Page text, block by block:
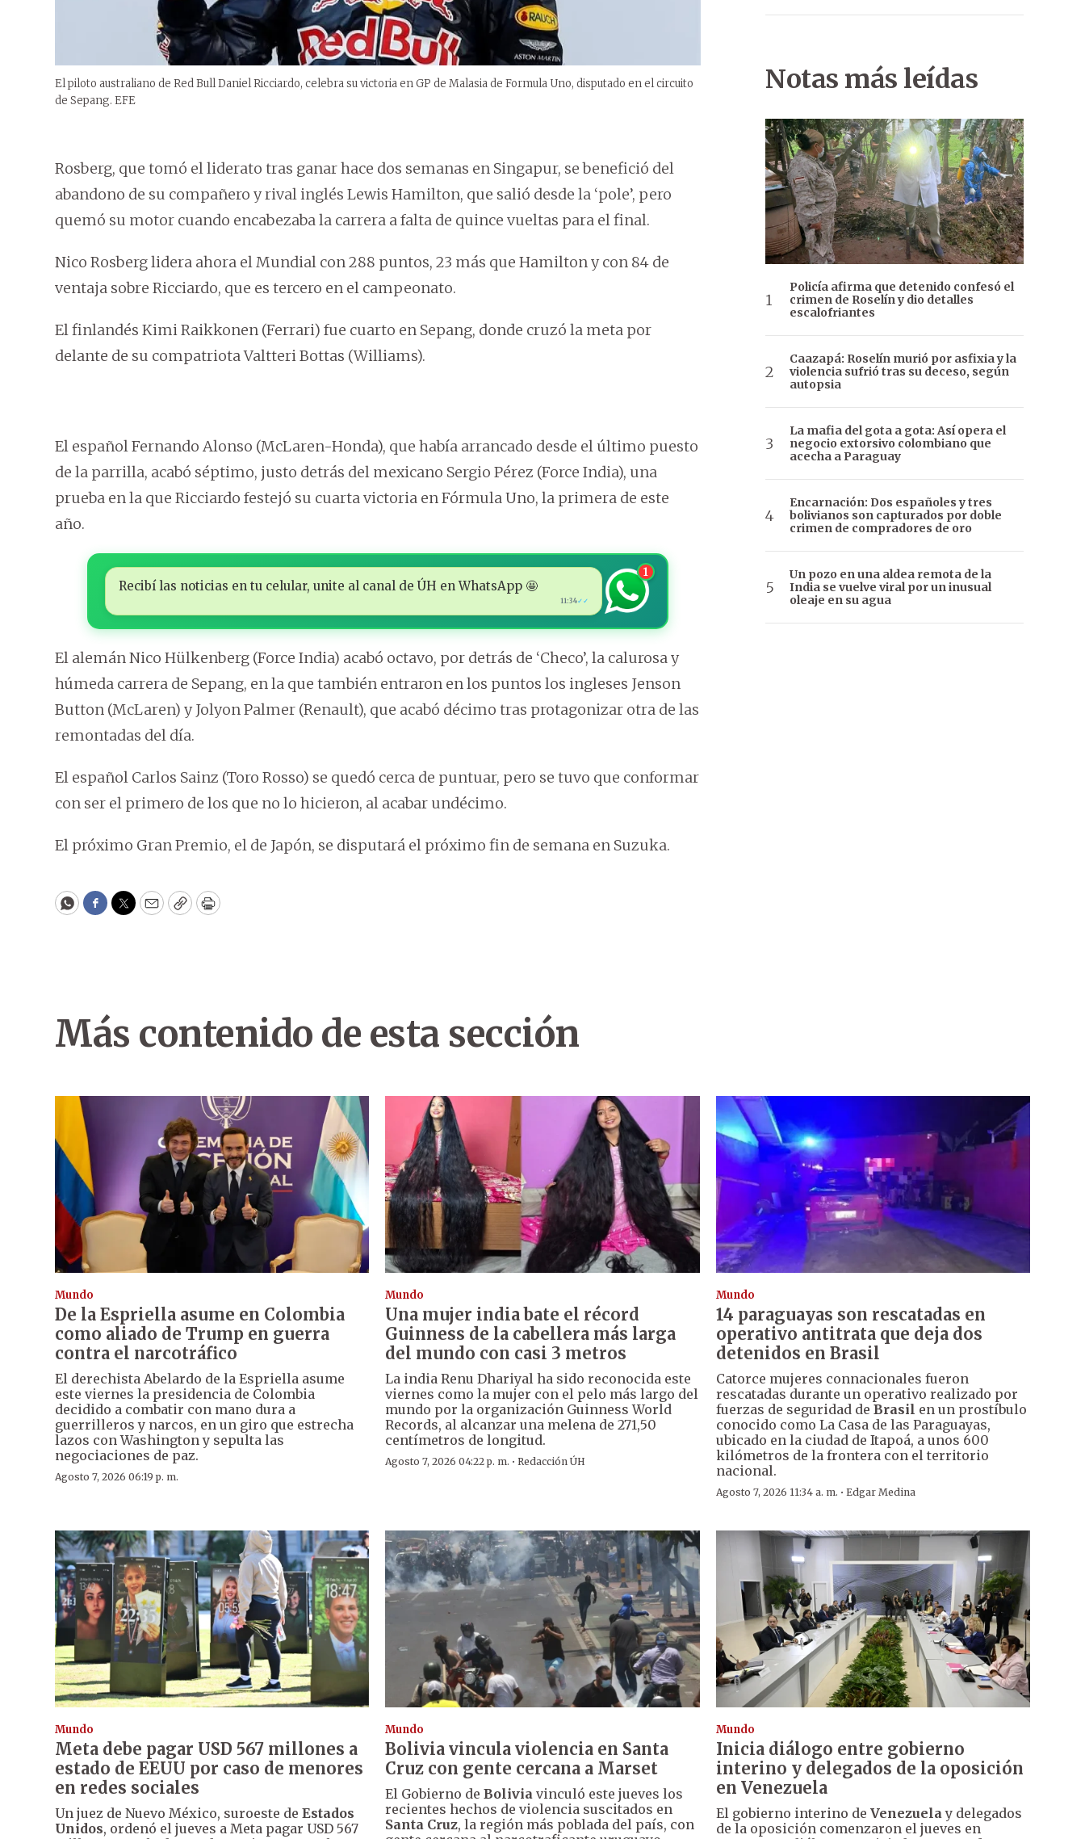
El piloto australiano de Red Bull Daniel Ricciardo, celebra su victoria en GP de Malasia de Formula Uno, disputado en el circuito
de Sepang. EFE
Rosberg, que tomó el liderato tras ganar hace dos semanas en Singapur, se benefició del
abandono de su compañero y rival inglés Lewis Hamilton, que salió desde la ‘pole’, pero
quemó su motor cuando encabezaba la carrera a falta de quince vueltas para el final.
Nico Rosberg lidera ahora el Mundial con 288 puntos, 23 más que Hamilton y con 84 de
ventaja sobre Ricciardo, que es tercero en el campeonato.
El finlandés Kimi Raikkonen (Ferrari) fue cuarto en Sepang, donde cruzó la meta por
delante de su compatriota Valtteri Bottas (Williams).
El español Fernando Alonso (McLaren-Honda), que había arrancado desde el último puesto
de la parrilla, acabó séptimo, justo detrás del mexicano Sergio Pérez (Force India), una
prueba en la que Ricciardo festejó su cuarta victoria en Fórmula Uno, la primera de este
año.
Recibí las noticias en tu celular, unite al canal de ÚH en WhatsApp 🤩
11:34✓✓
1
El alemán Nico Hülkenberg (Force India) acabó octavo, por detrás de ‘Checo’, la calurosa y
húmeda carrera de Sepang, en la que también entraron en los puntos los ingleses Jenson
Button (McLaren) y Jolyon Palmer (Renault), que acabó décimo tras protagonizar otra de las
remontadas del día.
El español Carlos Sainz (Toro Rosso) se quedó cerca de puntuar, pero se tuvo que conformar
con ser el primero de los que no lo hicieron, al acabar undécimo.
El próximo Gran Premio, el de Japón, se disputará el próximo fin de semana en Suzuka.
WhatsApp
Facebook
Twitter
EmailCopyPrint
Notas más leídas
Policía afirma que detenido confesó el
crimen de Roselín y dio detalles
escalofriantes
Caazapá: Roselín murió por asfixia y la
violencia sufrió tras su deceso, según
autopsia
La mafia del gota a gota: Así opera el
negocio extorsivo colombiano que
acecha a Paraguay
Encarnación: Dos españoles y tres
bolivianos son capturados por doble
crimen de compradores de oro
Un pozo en una aldea remota de la
India se vuelve viral por un inusual
oleaje en su agua
Más contenido de esta sección
Mundo
De la Espriella asume en Colombia
como aliado de Trump en guerra
contra el narcotráfico
El derechista Abelardo de la Espriella asume
este viernes la presidencia de Colombia
decidido a combatir con mano dura a
guerrilleros y narcos, en un giro que estrecha
lazos con Washington y sepulta las
negociaciones de paz.
Agosto 7, 2026 06:19 p. m.
Mundo
Una mujer india bate el récord
Guinness de la cabellera más larga
del mundo con casi 3 metros
La india Renu Dhariyal ha sido reconocida este
viernes como la mujer con el pelo más largo del
mundo por la organización Guinness World
Records, al alcanzar una melena de 271,50
centímetros de longitud.
Agosto 7, 2026 04:22 p. m. ·Redacción ÚH
Mundo
14 paraguayas son rescatadas en
operativo antitrata que deja dos
detenidos en Brasil
Catorce mujeres connacionales fueron
rescatadas durante un operativo realizado por
fuerzas de seguridad de Brasil en un prostíbulo
conocido como La Casa de las Paraguayas,
ubicado en la ciudad de Itapoá, a unos 600
kilómetros de la frontera con el territorio
nacional.
Agosto 7, 2026 11:34 a. m. · Edgar Medina
Mundo
Meta debe pagar USD 567 millones a
estado de EEUU por caso de menores
en redes sociales
Un juez de Nuevo México, suroeste de Estados
Unidos, ordenó el jueves a Meta pagar USD 567
Mundo
Bolivia vincula violencia en Santa
Cruz con gente cercana a Marset
El Gobierno deBolivia vinculó este jueves los
recientes hechos de violencia suscitados en
Santa Cruz, la región más poblada del país, con
Mundo
Inicia diálogo entre gobierno
interino y delegados de la oposición
en Venezuela
El gobierno interino de Venezuela y delegados
de la oposición comenzaron el jueves en